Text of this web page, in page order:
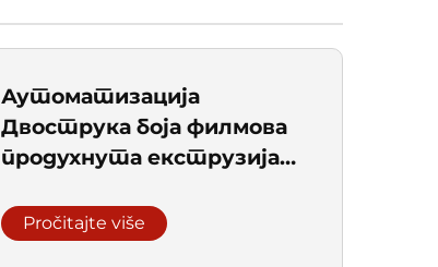
Аутоматизација
Двострука боја филмова
продухнута екструзија
боје продухнута
пластична ПЕ филмова
Pročitajte više